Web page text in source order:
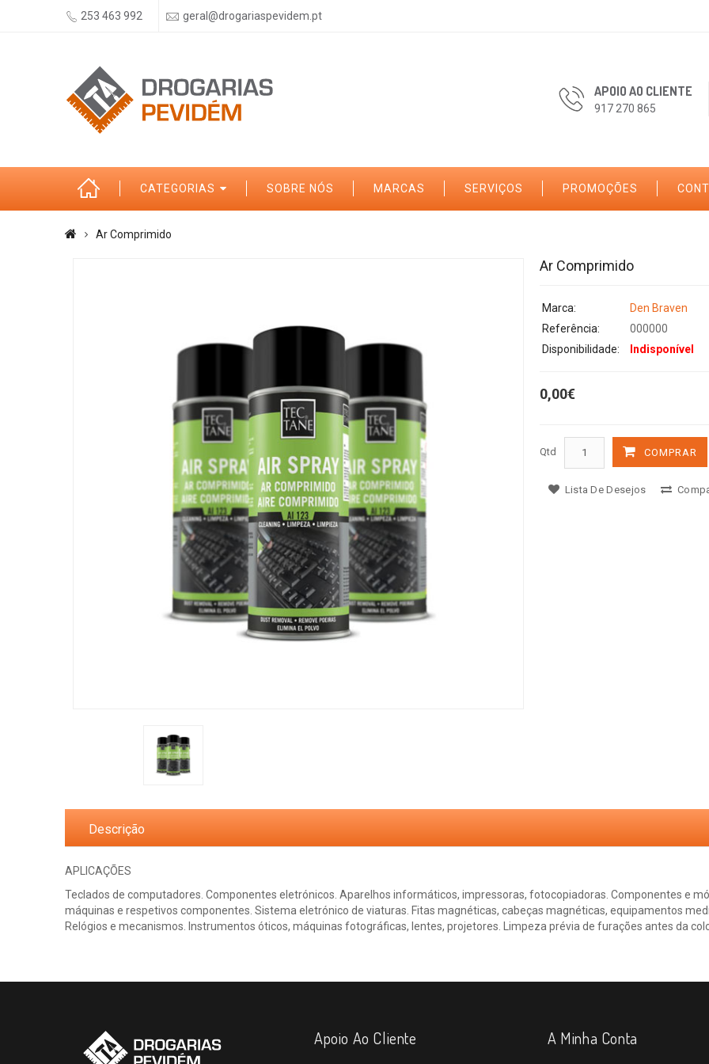
253 463 992 geral@drogariaspevidem.pt
APOIO AO CLIENTE
917 270 865
CATEGORIAS SOBRE NÓS MARCAS SERVIÇOS PROMOÇÕES
Ar Comprimido
Ar Comprimido
Marca:
Den Braven
Referência:
000000
Disponibilidade:
Indisponível
0,00€
Qtd COMPRAR
Lista De Desejos
Descrição
APLICAÇÕES
Teclados de computadores. Componentes eletrónicos. Aparelhos informáticos, impressoras, fotocopiadoras. Componentes e
máquinas e respetivos componentes. Sistema eletrónico de viaturas. Fitas magnéticas, cabeças magnéticas, equipamentos
Relógios e mecanismos. Instrumentos óticos, máquinas fotográficas, lentes, projetores. Limpeza prévia de furações antes da
Apoio Ao Cliente A Minha Conta